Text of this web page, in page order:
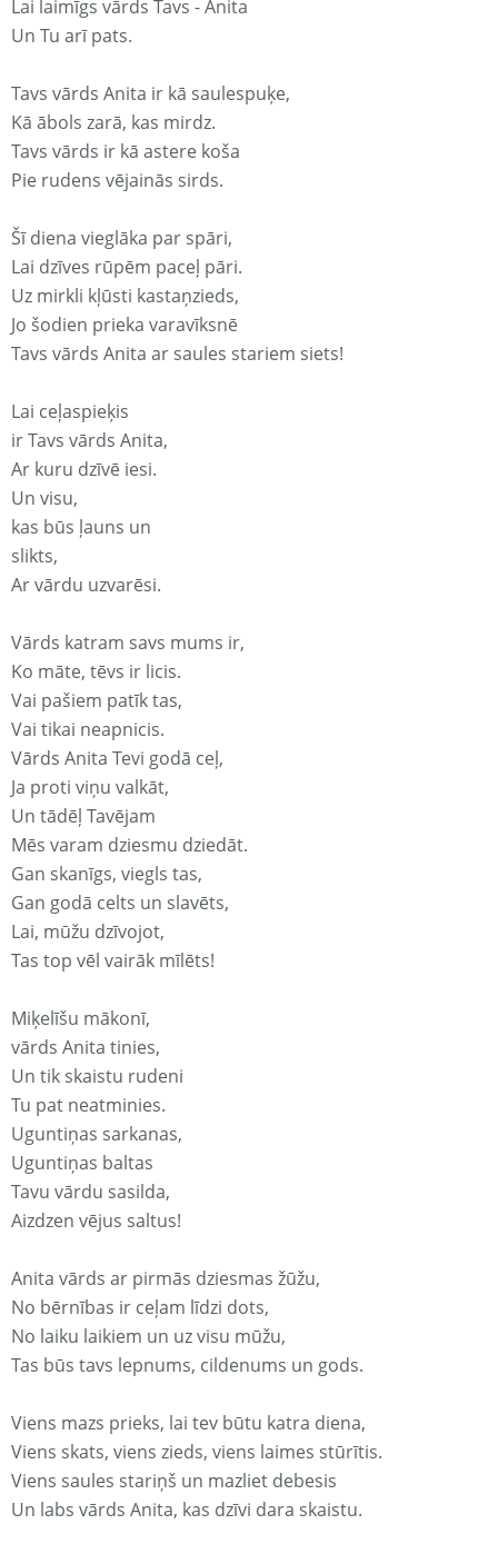
Lai laimīgs vārds Tavs - Anita
Un Tu arī pats.
Tavs vārds Anita ir kā saulespuķe,
Kā ābols zarā, kas mirdz.
Tavs vārds ir kā astere koša
Pie rudens vējainās sirds.
Šī diena vieglāka par spāri,
Lai dzīves rūpēm paceļ pāri.
Uz mirkli kļūsti kastaņzieds,
Jo šodien prieka varavīksnē
Tavs vārds Anita ar saules stariem siets!
Lai ceļaspieķis
ir Tavs vārds Anita,
Ar kuru dzīvē iesi.
Un visu,
kas būs ļauns un
slikts,
Ar vārdu uzvarēsi.
Vārds katram savs mums ir,
Ko māte, tēvs ir licis.
Vai pašiem patīk tas,
Vai tikai neapnicis.
Vārds Anita Tevi godā ceļ,
Ja proti viņu valkāt,
Un tādēļ Tavējam
Mēs varam dziesmu dziedāt.
Gan skanīgs, viegls tas,
Gan godā celts un slavēts,
Lai, mūžu dzīvojot,
Tas top vēl vairāk mīlēts!
Miķelīšu mākonī,
vārds Anita tinies,
Un tik skaistu rudeni
Tu pat neatminies.
Uguntiņas sarkanas,
Uguntiņas baltas
Tavu vārdu sasilda,
Aizdzen vējus saltus!
Anita vārds ar pirmās dziesmas žūžu,
No bērnības ir ceļam līdzi dots,
No laiku laikiem un uz visu mūžu,
Tas būs tavs lepnums, cildenums un gods.
Viens mazs prieks, lai tev būtu katra diena,
Viens skats, viens zieds, viens laimes stūrītis.
Viens saules stariņš un mazliet debesis
Un labs vārds Anita, kas dzīvi dara skaistu.